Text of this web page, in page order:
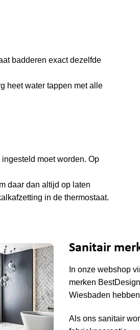
badderen exact dezelfde
heet water tappen met alle
moet worden. Op
daar dan altijd op laten
in de thermostaat.
Sanitair
In onze webshop
merken BestDesign
Wiesbaden
Als ons sanitair